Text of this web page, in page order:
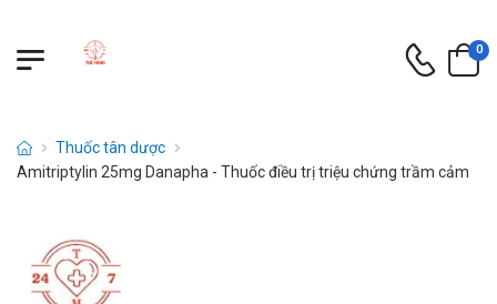
0
Thuốc tân dược
Amitriptylin 25mg Danapha - Thuốc điều trị triệu chứng trầm cảm